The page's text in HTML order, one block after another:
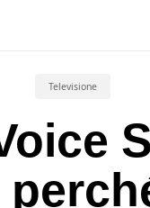
Televisione